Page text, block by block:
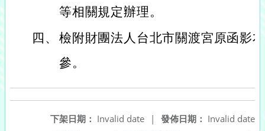
等相關規定辦理。
四、 檢附財團法人台北市關渡宮原函影
參。
發佈日期： Invalid date
下架日期： Invalid date
|